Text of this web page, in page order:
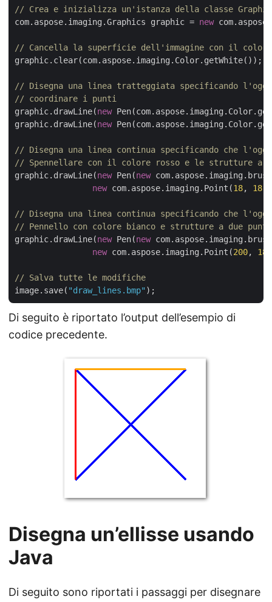
// Crea e inizializza un'istanza della classe
com.aspose.imaging.Graphics graphic = new
// Cancella la superficie dell'immagine con il colore
graphic.clear(com.aspose.imaging.Color.getWhite());
// Disegna una linea tratteggiata specificando
// coordinare i punti
graphic.drawLine(new
graphic.drawLine(new
// Disegna una linea continua specificando che
// Spennellare con il colore rosso e le strutture a
graphic.drawLine(new Pen(new
new com.aspose.imaging.Point(18, 18
// Disegna una linea continua specificando che
// Pennello con colore bianco e strutture a due punte
graphic.drawLine(new Pen(new
new com.aspose.imaging.Point(200, 18
// Salva tutte le modifiche
image.save( "draw_lines.bmp"
Di seguito è riportato l’output dell’esempio di
codice precedente.
Disegna un’ellisse usando
Java
Di seguito sono riportati i passaggi per disegnare